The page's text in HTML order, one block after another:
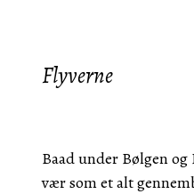
Flyverne
Baad under Bølgen og
vær som et alt